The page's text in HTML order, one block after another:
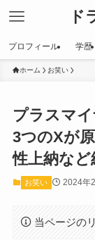
ド
プロフィール 学歴
ホーム お笑い
プラスマ
3つのXが
性上納など
お笑い 2024年
当ページの